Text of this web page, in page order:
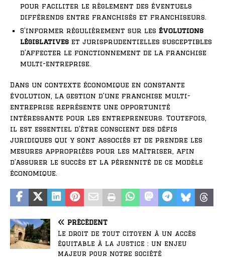
pour faciliter le règlement des éventuels
différends entre franchisés et franchiseurs.
S’informer régulièrement sur les évolutions
législatives et jurisprudentielles susceptibles
d’affecter le fonctionnement de la franchise
multi-entreprise.
Dans un contexte économique en constante
évolution, la gestion d’une franchise multi-
entreprise représente une opportunité
intéressante pour les entrepreneurs. Toutefois,
il est essentiel d’être conscient des défis
juridiques qui y sont associés et de prendre les
mesures appropriées pour les maîtriser, afin
d’assurer le succès et la pérennité de ce modèle
économique.
PRÉCÉDENT
Le droit de tout citoyen à un accès
équitable à la justice : un enjeu
majeur pour notre société